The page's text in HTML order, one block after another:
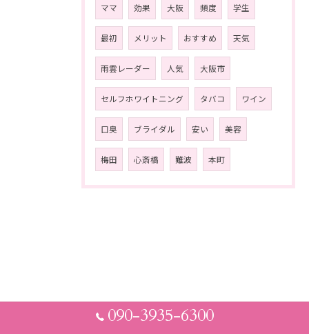
ママ 効果 大阪 頻度 学生
最初 メリット おすすめ 天気
雨雲レーダー 人気 大阪市
セルフホワイトニング タバコ ワイン
口臭 ブライダル 安い 美容
梅田 心斎橋 難波 本町
090-3935-6300